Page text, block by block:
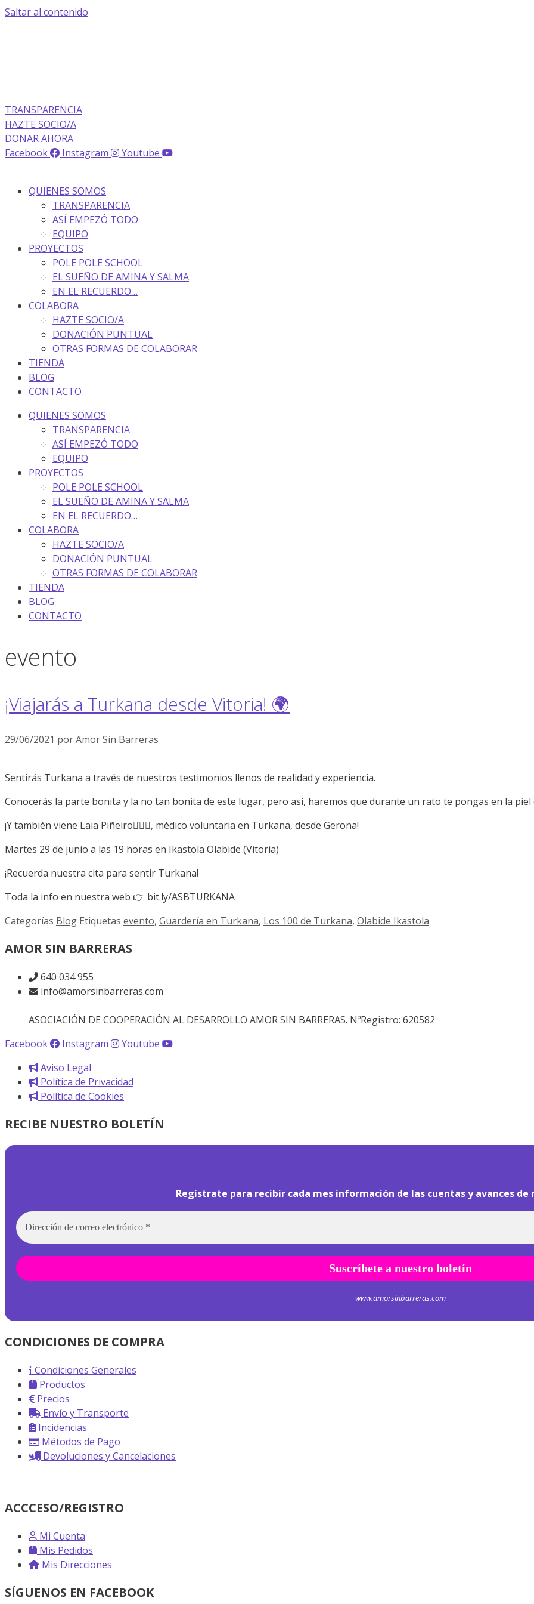
Saltar al contenido
TRANSPARENCIA
HAZTE SOCIO/A
DONAR AHORA
Facebook
Instagram Youtube
QUIENES SOMOS
TRANSPARENCIA
ASÍ EMPEZÓ TODO
EQUIPO
PROYECTOS
POLE POLE SCHOOL
EL SUEÑO DE AMINA Y SALMA
EN EL RECUERDO…
COLABORA
HAZTE SOCIO/A
DONACIÓN PUNTUAL
OTRAS FORMAS DE COLABORAR
TIENDA
BLOG
CONTACTO
QUIENES SOMOS
TRANSPARENCIA
ASÍ EMPEZÓ TODO
EQUIPO
PROYECTOS
POLE POLE SCHOOL
EL SUEÑO DE AMINA Y SALMA
EN EL RECUERDO…
COLABORA
HAZTE SOCIO/A
DONACIÓN PUNTUAL
OTRAS FORMAS DE COLABORAR
TIENDA
BLOG
CONTACTO
evento
¡Viajarás a Turkana desde Vitoria! 🌍
29/06/2021 porAmor Sin Barreras
Sentirás Turkana a través de nuestros testimonios llenos de realidad y experiencia.
Conocerás la parte bonita y la no tan bonita de este lugar, pero así, haremos que durante un rato te pongas en la
¡Y también viene Laia Piñeiro👩🏼‍⚕️, médico voluntaria en Turkana, desde Gerona!
Martes 29 de junio a las 19 horas en Ikastola Olabide (Vitoria)
¡Recuerda nuestra cita para sentir Turkana!
Toda la info en nuestra web 👉 bit.ly/ASBTURKANA
Categorías Blog Etiquetas evento, Guardería en Turkana, Los 100 de Turkana, Olabide Ikastola
AMOR SIN BARRERAS
640 034 955
info@amorsinbarreras.com
ASOCIACIÓN DE COOPERACIÓN AL DESARROLLO AMOR SIN BARRERAS. NºRegistro: 620582
Facebook
Instagram
Youtube
Aviso Legal
Política de Privacidad
Política de Cookies
RECIBE NUESTRO BOLETÍN
Regístrate para recibir cada mes información de las cuentas y avances de
www.amorsinbarreras.com
CONDICIONES DE COMPRA
Condiciones Generales
Productos
Precios
Envío y Transporte
Incidencias
Métodos de Pago
Devoluciones y Cancelaciones
ACCCESO/REGISTRO
Mi Cuenta
Mis Pedidos
Mis Direcciones
SÍGUENOS EN FACEBOOK